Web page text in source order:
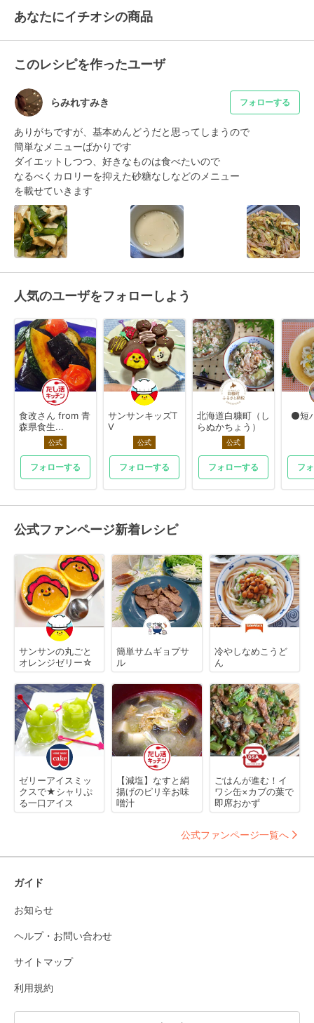
あなたにイチオシの商品
このレシピを作ったユーザ
らみれすみき フォローする
ありがちですが、基本めんどうだと思ってしまうので
簡単なメニューばかりです
ダイエットしつつ、好きなものは食べたいので
なるべくカロリーを抑えた砂糖なしなどのメニュー
を載せていきます
人気のユーザをフォローしよう
食改さん from 青
森県食生...
公式
フォローする
サンサンキッズT
V
公式
フォローする
北海道白糠町（し
らぬかちょう）
公式
フォローする
⚫短
フ
公式ファンページ新着レシピ
サンサンの丸ごと
オレンジゼリー☆
簡単サムギョプサ
ル
冷やしなめこうど
ん
ゼリーアイスミッ
クスで★シャリぷ
る一口アイス
【減塩】なすと絹
揚げのピリ辛お味
噌汁
ごはんが進む！イ
ワシ缶×カブの葉で
即席おかず
公式ファンページ一覧へ
ガイド
お知らせ
ヘルプ・お問い合わせ
サイトマップ
利用規約